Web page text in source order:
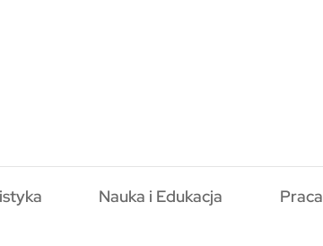
Nauka i Edukacja Praca